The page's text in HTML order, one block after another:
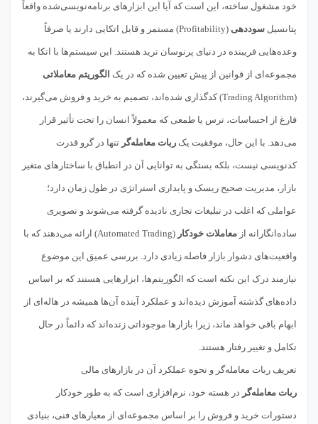
خود مشغول ساخته، این است که آیا این ابزارهای برنامه‌نویسی‌شده واقعاً
پتانسیل سوددهی (Profitability) مستمر و قابل اتکایی دارند یا صرفاً
وعده‌هایی فریبنده در دنیای پرنوسان ترید هستند. این سیستم‌ها با اتکا به
مجموعه‌ای از قوانین از پیش تعیین شده که در یک الگوریتم معاملاتی
(Trading Algorithm) کدگذاری شده‌اند، تصمیم به خرید و فروش می‌گیرند،
فارغ از احساسات، ترس یا طمعی که معمولاً انسان را تحت تأثیر قرار
می‌دهد. با این حال، موفقیت یک ربات معامله‌گر تنها در گرو قدرت
کدنویسی نیست، بلکه بستگی به توانایی آن در انطباق با ساختارهای متغیر
بازار، مدیریت صحیح ریسک و پایداری استراتژی در طول زمان دارد؛
عواملی که اغلب در تبلیغات تجاری نادیده گرفته می‌شوند و تصویری
ساده‌انگارانه از معاملات خودکار (Automated Trading) ارائه می‌دهند که با
واقعیت‌های دشوار بازار فاصله زیادی دارد. بررسی عمیق این موضوع
نیازمند درک این نکته است که الگوریتم‌ها، ابزارهایی هستند که بر اساس
داده‌های گذشته آموزش دیده‌اند و عملکرد آینده آن‌ها همیشه در هاله‌ای از
ابهام باقی خواهد ماند، زیرا بازارها موجوداتی زنده‌اند که دائماً در حال
تکامل و تغییر رفتار هستند.
تعریف ربات معامله‌گر و نحوه عملکرد آن در بازارهای مالی
ربات معامله‌گر در هسته خود، نرم‌افزاری است که به طور خودکار
دستورات خرید و فروش را بر اساس مجموعه‌ای از معیارهای فنی، بنیادی